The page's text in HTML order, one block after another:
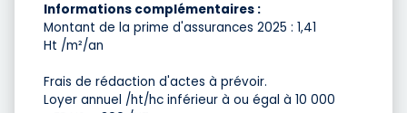
Informations complémentaires :
Montant de la prime d'assurances 2025 : 1,41 
Ht /m²/an
Frais de rédaction d'actes à prévoir.
Loyer annuel /ht/hc inférieur à ou égal à 10 000